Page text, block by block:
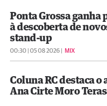
Ponta Grossa ganha
à descoberta de
stand-up
00:30 | 05 08 2026 | MIX
Coluna RC destaca
Ana Cirte Moro